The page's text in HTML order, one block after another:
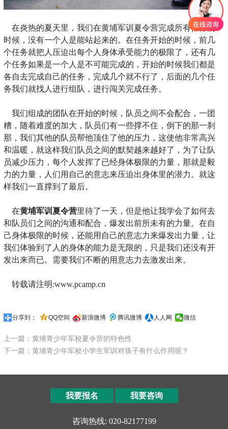
在炎热的夏天里，我们在黄埔军训夏令营完成所有任务的
时候，没有一个人是能站起来的。在任务开始的时候，前几
个任务就把人压迫出每个人身体承受能力的极限了，还有几
个任务如果是一个人是不可能完成的，开始的时候我们都是
各自去完成自己的任务，完成几个就不行了，后面的几个任
务我们就找人进行组队，进行闯关完成任务。
我们组成的团队在开始的时候，队员之间不会配合，一团
糟，随着难度的加大，队员们有一些撑不住，倒下的那一刹
那，我们其他的队员帮他顶住了他的压力，这使他非常高兴
和温暖，就这样我们队员之间的默契越来越好了，为了让队
员减少压力，每个人发挥了已经身体极限的力量，那就是毅
力的力量，人们用自己的意志来压迫出身体里的潜力。就这
样我们一直撑到了最后。
在黄埔军训夏令营里待了一天，但是他让我学会了如何去
和队员们之间的沟通和配合，爆发出前所未有的力量。在自
己身体极限的时候，还能用自己的意志力来爆发出力量，让
我们体验到了人的身体的能力是无限的，只是我们还没有开
发出来而已。需要我们不断的用意志力去激发出来。
转载请注明:www.pcamp.cn
分享到： QQ空间 新浪微博 腾讯微博 人人网 微信
上一篇：黄埔青少年军校夏令营的特色性
下一篇：黄埔青少年军校小学生军训对孩子有什么作用呢？
我要报名 我要咨询
咨询热线: 020-82177199